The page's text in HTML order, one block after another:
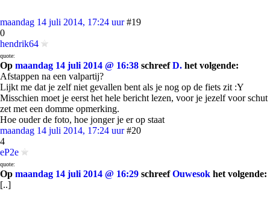
maandag 14 juli 2014, 17:24 uur #19
0
hendrik64
quote:
Op maandag 14 juli 2014 @ 16:38 schreefD. het volgende:
Afstappen na een valpartij?
Lijkt me dat je zelf niet gevallen bent als je nog op de fiets zit :Y
Misschien moet je eerst het hele bericht lezen, voor je jezelf voor schut
zet met een domme opmerking.
Hoe ouder de foto, hoe jonger je er op staat
maandag 14 juli 2014, 17:24 uur #20
4
eP2e
quote:
Op maandag 14 juli 2014 @ 16:29 schreefOuwesok het volgende:
[..]